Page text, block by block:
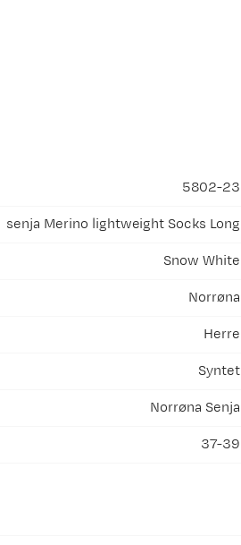
5802-23
senja Merino lightweight Socks Long
Snow White
Norrøna
Herre
Syntet
Norrøna Senja
37-39